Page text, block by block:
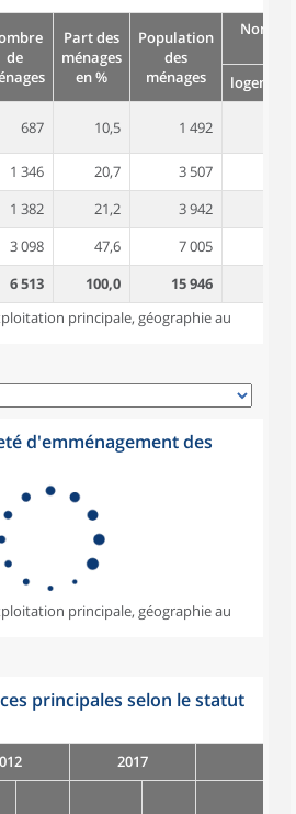
de
Part des
ménages
en %
Population
des
ménages
logement
687 10,5 1 492
1 346 20,7 3 507
1 382 21,2 3 942
3 098 47,6 7 005
6 513 100,0 15 946
principale, géographie au
d'emménagement des
principale, géographie au
principales selon le statut
2017